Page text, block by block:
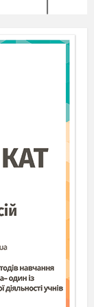
в Україні
змогу
в питаннях
поважати
в далеке
є